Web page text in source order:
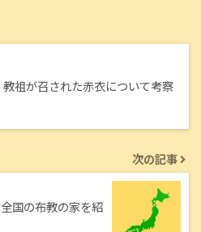
教祖が召された赤衣について考察
次の記事
国の布教の家を紹